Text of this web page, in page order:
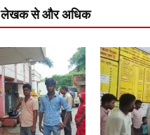
लेखक से और अधिक